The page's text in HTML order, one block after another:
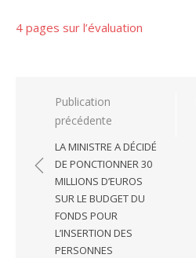
4 pages sur l’évaluation
Navigation
l’article
Publication
précédente
LA MINISTRE A DÉCIDÉ
DE PONCTIONNER 30
MILLIONS D’EUROS
SUR LE BUDGET DU
FONDS POUR
L’INSERTION DES
PERSONNES